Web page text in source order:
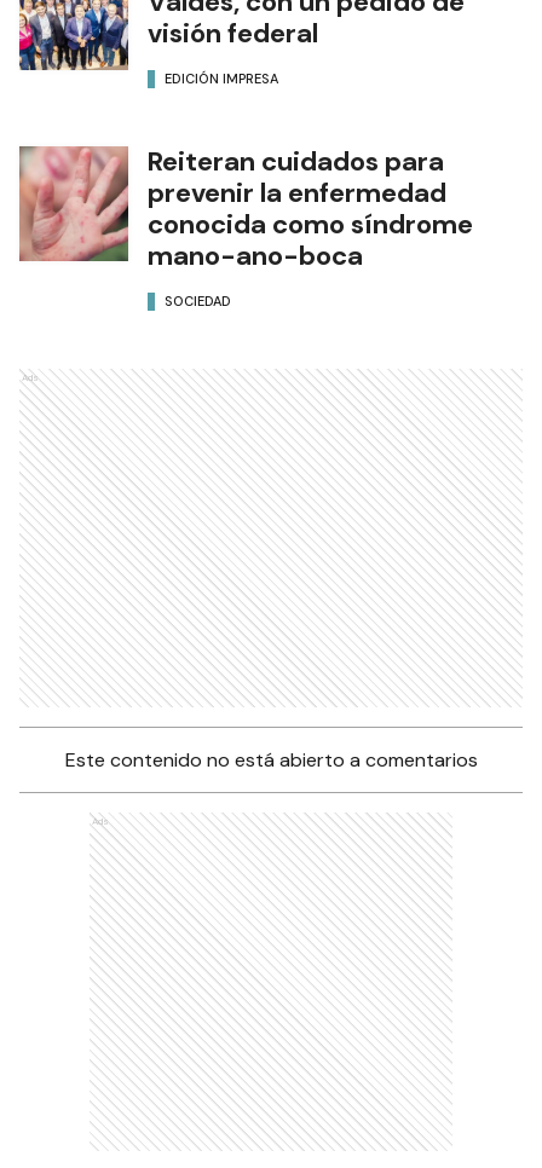
visión federal
EDICIÓN IMPRESA
Reiteran cuidados para
prevenir la enfermedad
conocida como síndrome
mano-ano-boca
SOCIEDAD
Ads
Este contenido no está abierto a comentarios
Ads